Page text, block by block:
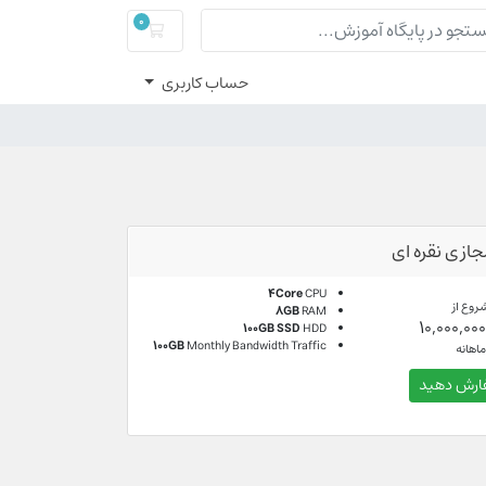
0
سبد خرید
حساب کاربری
نقره ای
4CoreCPU
8GBRAM
100GB SSD HDD
100GBMonthly Bandwidth Traffic
از
ماهانه
دهید